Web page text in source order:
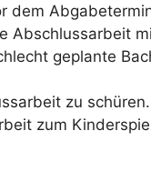
dem
geplante
zu
zum